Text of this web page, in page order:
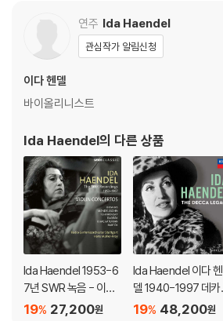
연주 Ida Haendel
관심작가 알림신청
이다 헨델
바이올리니스트
Ida Haendel의 다른 상품
Ida Haendel 1953-6
7년 SWR 녹음 - 이다
헨델 (The SWR Rec
27,200원
19%
Ida Haendel 이다 헨
델 1940-1997 데카
녹음 선집 (The Decc
48,200원
19%